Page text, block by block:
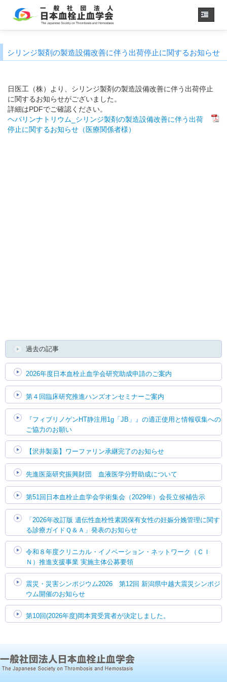
学会概要・理事長挨拶
学会誌
診療ガイドライン
用語集
シリンジ製剤の製造設備改善に伴う出荷停止に関するお知らせ
日医工（株）より、シリンジ製剤の製造設備改善に伴う出荷停止
に関するお知らせがございました。
詳細はPDFでご確認ください。
ヘパリンナトリウム_シリンジ製剤の製造設備改善に伴う出荷
停止に関するお知らせ（医療関係者様）
過去の記事
2026年度日本血栓止血学会研究助成申請のご案内
第４回臨床研究推進ハンズオンセミナーご案内
『フィブリノゲンHT静注用1g「JB」』の適正使用と情報収集への
ご協力のお願い
【沢井製薬】ワーファリン承継完了のお知らせ
先進医薬研究振興財団 血液医学分野助成について
第51回日本血栓止血学会学術集会（2029年）会長立候補告示
「2026年改訂版 遺伝性血栓性素因保有女性の妊娠分娩管理に関す
る診療ガイドＱ＆Ａ」発表のお知らせ
令和８年度クリニカル・イノベーション・ネットワーク（ＣＩ
Ｎ）推進支援事業 実施主体公募要領
震災・災害シンポジウム2026 第12回 新潟県中越大震災シンポジ
ウム開催のお知らせ
第10回(2026年度)岡本賞受賞者が決定しました。